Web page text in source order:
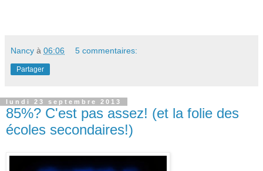
Nancy à 06:06 5 commentaires:
Partager
lundi 23 septembre 2013
85%? C'est pas assez! (et la folie des
écoles secondaires!)